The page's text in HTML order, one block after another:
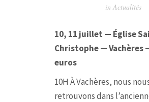
in Actualités
10, 11 juillet — Église
Christophe — Vachères
euros
10H À Vachères, nous
retrouvons dans